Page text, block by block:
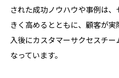
された成功ノウハウや事例は
きく高めるとともに、顧客が
入後にカスタマーサクセスチ
なっています。